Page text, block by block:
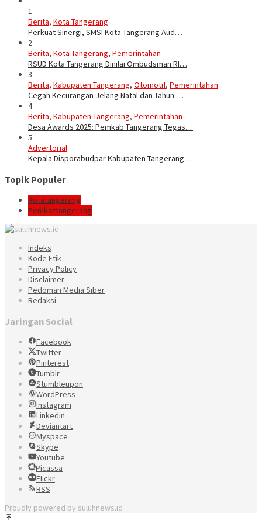
1
Berita, Kota Tangerang
Perkuat Sinergi, SMSI Kota Tangerang Aud…
2
Berita, Kota Tangerang, Pemerintahan
RSUD Kota Tangerang Dinilai Ombudsman RI…
3
Berita, Kabupaten Tangerang, Otomotif, Pemerintahan
Cegah Kecurangan Jelang Natal dan Tahun …
4
Berita, Kabupaten Tangerang, Pemerintahan
Desa Awards 2025: Pemkab Tangerang Tegas…
5
Advertorial
Kepala Disporabudpar Kabupaten Tangerang…
Topik Populer
Kotatangerang
Pemkottangerang
Indeks
Kode Etik
Privacy Policy
Disclaimer
Pedoman Media Siber
Redaksi
Jaringan Social
Facebook
Twitter
Pinterest
Tumblr
Stumbleupon
WordPress
Instagram
Linkedin
Deviantart
Myspace
Skype
Youtube
Picassa
Flickr
RSS
Proudly powered by suluhnews.id